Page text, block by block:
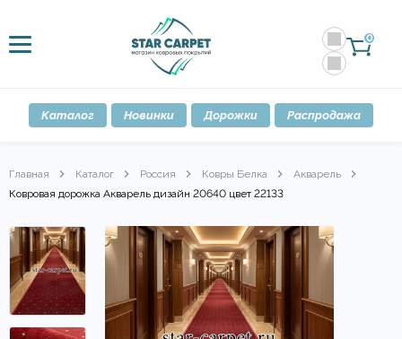
0
Каталог Новинки Дорожки Распродажа
Главная Каталог Россия Ковры Белка
Акварель
Ковровая дорожка Акварель дизайн 20640 цвет 22133